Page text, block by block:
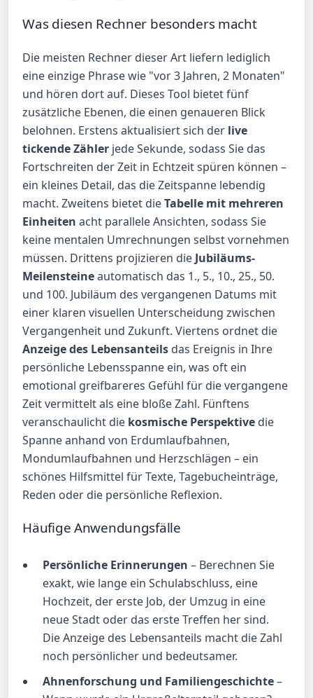
Was diesen Rechner besonders macht
Die meisten Rechner dieser Art liefern lediglich
eine einzige Phrase wie "vor 3 Jahren, 2 Monaten"
und hören dort auf. Dieses Tool bietet fünf
zusätzliche Ebenen, die einen genaueren Blick
belohnen. Erstens aktualisiert sich der live
tickende Zähler jede Sekunde, sodass Sie das
Fortschreiten der Zeit in Echtzeit spüren können –
ein kleines Detail, das die Zeitspanne lebendig
macht. Zweitens bietet dieTabelle mit mehreren
Einheiten acht parallele Ansichten, sodass Sie
keine mentalen Umrechnungen selbst vornehmen
müssen. Drittens projizieren die Jubiläums-
Meilensteineautomatisch das 1., 5., 10., 25., 50.
und 100. Jubiläum des vergangenen Datums mit
einer klaren visuellen Unterscheidung zwischen
Vergangenheit und Zukunft. Viertens ordnet die
Anzeige des Lebensanteils das Ereignis in Ihre
persönliche Lebensspanne ein, was oft ein
emotional greifbareres Gefühl für die vergangene
Zeit vermittelt als eine bloße Zahl. Fünftens
veranschaulicht die kosmische Perspektive die
Spanne anhand von Erdumlaufbahnen,
Mondumlaufbahnen und Herzschlägen – ein
schönes Hilfsmittel für Texte, Tagebucheinträge,
Reden oder die persönliche Reflexion.
Häufige Anwendungsfälle
Persönliche Erinnerungen – Berechnen Sie
exakt, wie lange ein Schulabschluss, eine
Hochzeit, der erste Job, der Umzug in eine
neue Stadt oder das erste Treffen her sind.
Die Anzeige des Lebensanteils macht die Zahl
noch persönlicher und bedeutsamer.
Ahnenforschung und Familiengeschichte–